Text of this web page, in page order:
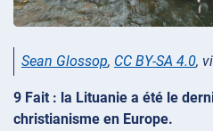
Sean Glossop, CC BY-SA 4.0,
9 Fait : la Lituanie a été le
christianisme en Europe.